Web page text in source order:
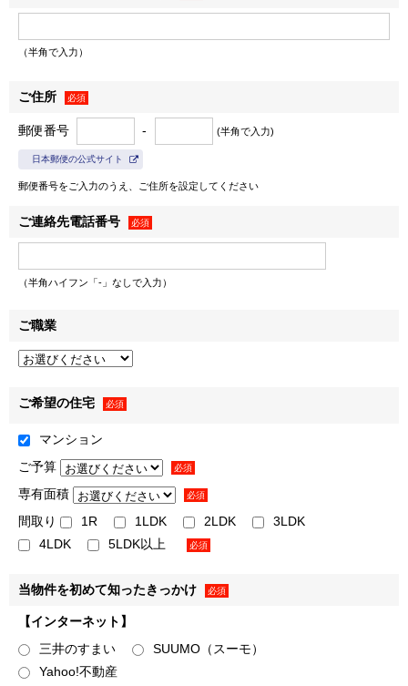
連結子会社とし、以下同じとします）は、お客様情報を以下
１．弊社の事業に関する商品・サービスの提供のため
＜例として、以下の利用目的が含まれます＞
• 郵便物・電子メール・電話等による営業活動
• 不動産に関するお客様との契約や取引の履行
• 不動産引渡し後のレジデンシャル・カスタマーサービス
の提供
メール・電話等による連絡、問い合わせ対応
食･住･遊･働に関わる商品・サービスの紹介
情報・特典の提供のため
• 各種セミナー・キャンペーン・イベントの案内
得した閲覧履歴やサービス利用履歴等の情報を分析し、お客
様の属性・興味関心を推定して出稿内容を変える広告手法）
の配信※3
• クーポン・サービス利用時の割引等の特典の提供
※1・※2・※3弊社または弊社のグループ各社が取得した
定した上での案内を含みます。上記の案内・配信・提供は電
等により行います。
３．弊社および弊社のグループ各社の取り扱うお客様の衣･
食･住･遊･働に関わる、商品・サービスの開発・改善、ならび
（半角で入力）
ご住所 必須
郵便番号 - (半角で入力)
日本郵便の公式サイト
郵便番号をご入力のうえ、ご住所を設定してください
ご連絡先電話番号 必須
（半角ハイフン「-」なしで入力）
ご職業
ご希望の住宅 必須
マンション
ご予算
必須
専有面積 必須
間取り 1R 1LDK 2LDK
3LDK
4LDK
5LDK以上 必須
当物件を初めて知ったきっかけ 必須
【インターネット】
三井のすまい
SUUMO（スーモ）
Yahoo!不動産